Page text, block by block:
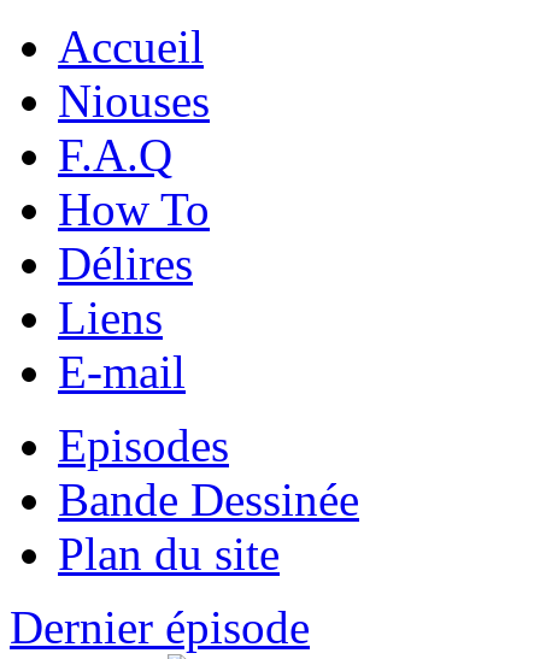
Accueil
Niouses
F.A.Q
How To
Délires
Liens
E-mail
Episodes
Bande Dessinée
Plan du site
Dernier épisode